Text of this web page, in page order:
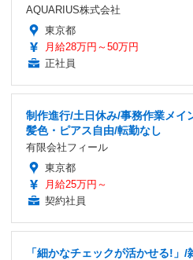
AQUARIUS株式会社
東京都
月給28万円～50万円
正社員
制作進行/土日休み/事務作業メイ
髪色・ピアス自由/転勤なし
有限会社フィール
東京都
月給25万円～
契約社員
「細かなチェックが活かせる!」